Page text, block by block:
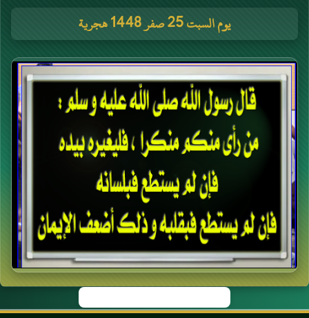
يوم السبت 25 صفر 1448 هجرية